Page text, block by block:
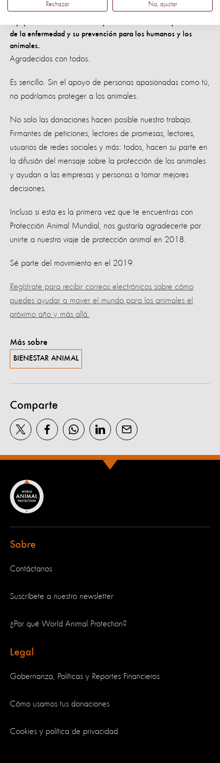
Además de vacunar a los perros contra la rabia, nuestro
de la enfermedad y su prevención para los humanos y los
animales.
Agradecidos con todos.
Es sencillo. Sin el apoyo de personas apasionadas como tú,
no podríamos proteger a los animales.
No solo las donaciones hacen posible nuestro trabajo.
Firmantes de peticiones, lectores de promesas, lectores,
usuarios de redes sociales y más: todos, hacen su parte en
la difusión del mensaje sobre la protección de los animales
y ayudan a las empresas y personas a tomar mejores
decisiones.
Incluso si esta es la primera vez que te encuentras con
Protección Animal Mundial, nos gustaría agradecerte por
unirte a nuestro viaje de protección animal en 2018.
Sé parte del movimiento en el 2019.
Regístrate para recibir correos electrónicos sobre cómo
puedes ayudar a mover el mundo para los animales el
próximo año y más allá.
Más sobre
BIENESTAR ANIMAL
Comparte
Sobre
Contáctanos
Suscríbete a nuestro newsletter
¿Por qué World Animal Protection?
Legal
Gobernanza, Políticas y Reportes Financieros
Cómo usamos tus donaciones
Cookies y política de privacidad
Rechazar No, ajustar